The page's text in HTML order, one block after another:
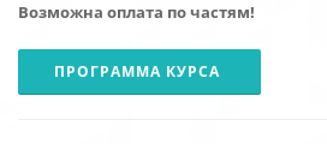
Возможна оплата по частям!
ПРОГРАММА КУРСА